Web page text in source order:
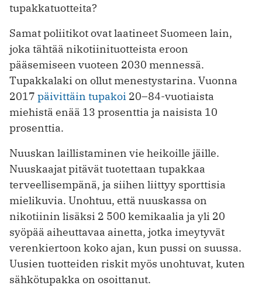
tupakkatuotteita?
Samat poliitikot ovat laatineet Suomeen lain,
joka tähtää nikotiinituotteista eroon
pääsemiseen vuoteen 2030 mennessä.
Tupakkalaki on ollut menestystarina. Vuonna
2017 päivittäin tupakoi 20–84-vuotiaista
miehistä enää 13 prosenttia ja naisista 10
prosenttia.
Nuuskan laillistaminen vie heikoille jäille.
Nuuskaajat pitävät tuotettaan tupakkaa
terveellisempänä, ja siihen liittyy sporttisia
mielikuvia. Unohtuu, että nuuskassa on
nikotiinin lisäksi 2 500 kemikaalia ja yli 20
syöpää aiheuttavaa ainetta, jotka imeytyvät
verenkiertoon koko ajan, kun pussi on suussa.
Uusien tuotteiden riskit myös unohtuvat, kuten
sähkötupakka on osoittanut.